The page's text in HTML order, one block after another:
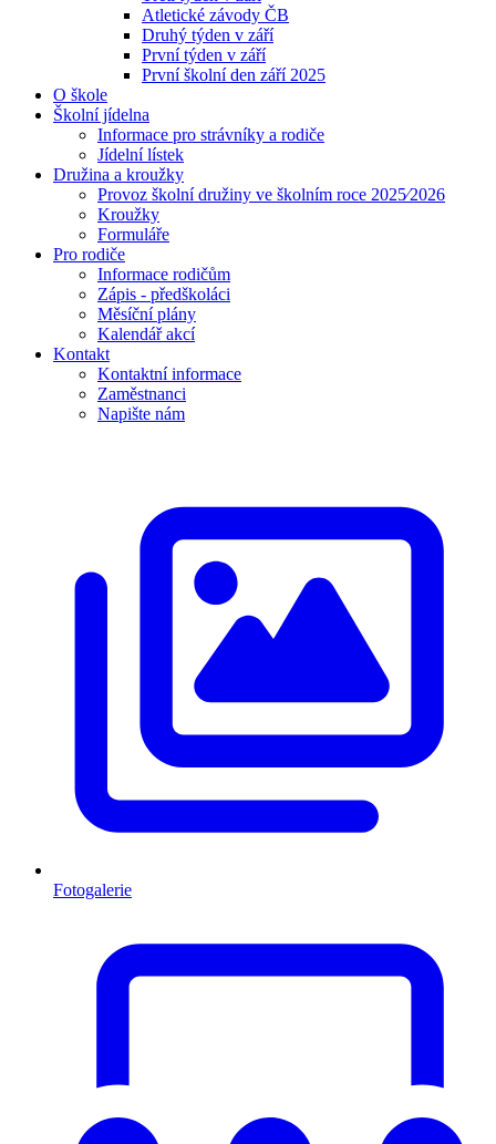
Atletické závody ČB
Druhý týden v září
První týden v září
První školní den září 2025
O škole
Školní jídelna
Informace pro strávníky a rodiče
Jídelní lístek
Družina a kroužky
Provoz školní družiny ve školním roce 2025⁄2026
Kroužky
Formuláře
Pro rodiče
Informace rodičům
Zápis - předškoláci
Měsíční plány
Kalendář akcí
Kontakt
Kontaktní informace
Zaměstnanci
Napište nám
Fotogalerie